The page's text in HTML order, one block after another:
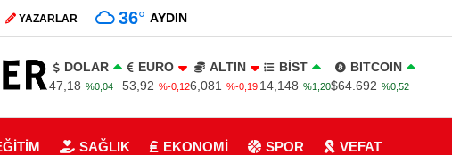
YAZARLAR 36° AYDIN
DOLAR
47,18 %0,04
EURO
53,92 %-0,12
ALTIN
6,081
%-0,19
BİST
14,148 %1,20
BITCOIN
$64.692 %0,52
SAĞLIK EKONOMİ SPOR VEFAT